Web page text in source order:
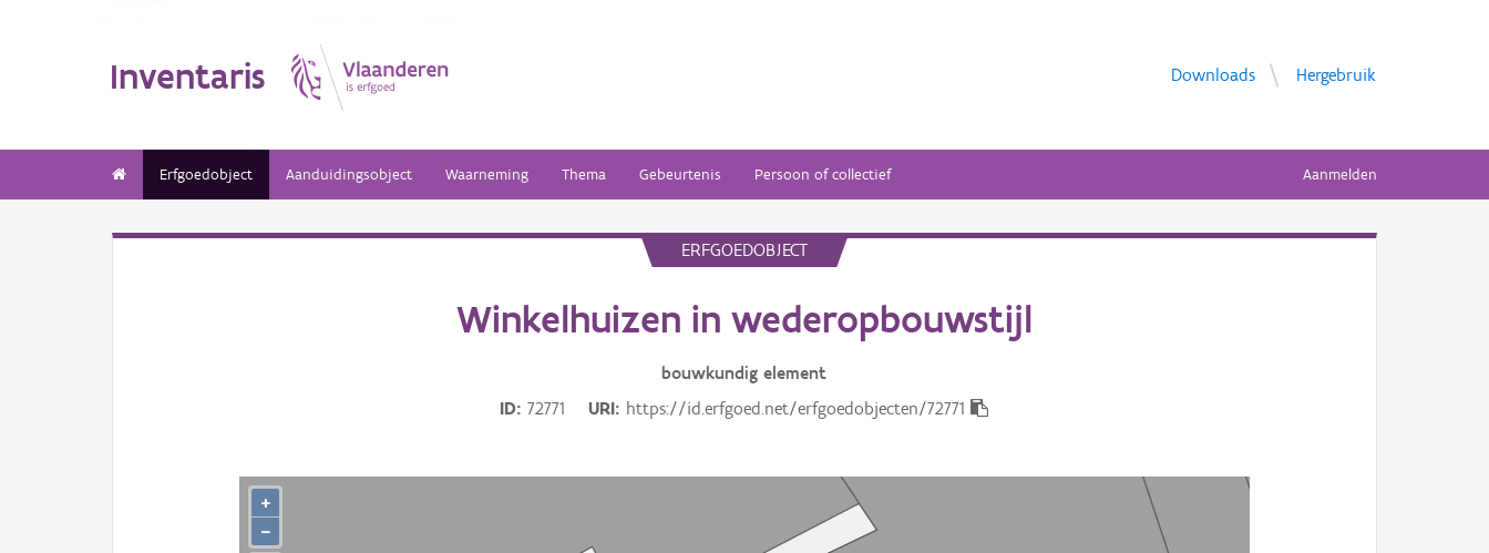
Inventaris Downloads Hergebruik
Erfgoedobject Aanduidingsobject Waarneming Thema Gebeurtenis Persoon of collectief Aanmelden
ERFGOEDOBJECT
Winkelhuizen in wederopbouwstijl
bouwkundig element
ID
72771 URI https://id.erfgoed.net/erfgoedobjecten/72771
+
−